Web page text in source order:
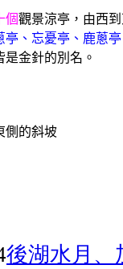
個觀景涼亭，由西
亭、忘憂亭、鹿蔥
是金針的別名。
側的斜坡
後湖水月、